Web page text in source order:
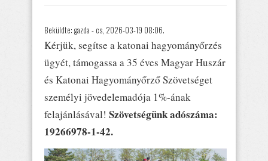
Beküldte: gazda - cs, 2026-03-19 08:06.
Kérjük, segítse a katonai hagyományőrzés
ügyét, támogassa a 35 éves Magyar Huszár
és Katonai Hagyományőrző Szövetséget
személyi jövedelemadója 1%-ának
felajánlásával! Szövetségünk adószáma:
19266978-1-42.